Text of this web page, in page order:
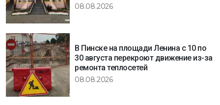
08.08.2026
В Пинске на площади Ленина с 10 по
30 августа перекроют движение из-за
ремонта теплосетей
08.08.2026